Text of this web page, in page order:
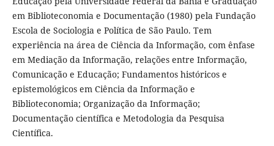
em Biblioteconomia e Documentação (1980) pela Fundação
Escola de Sociologia e Política de São Paulo. Tem
experiência na área de Ciência da Informação, com ênfase
em Mediação da Informação, relações entre Informação,
Comunicação e Educação; Fundamentos históricos e
epistemológicos em Ciência da Informação e
Biblioteconomia; Organização da Informação;
Documentação científica e Metodologia da Pesquisa
Científica.